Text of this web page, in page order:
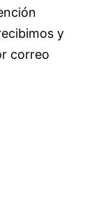
y
correo